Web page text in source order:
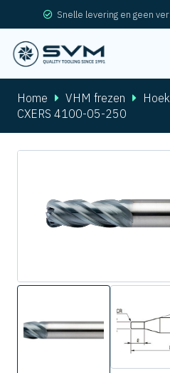
Snelle levering en geen
Home VHM frezen
CXERS 4100-05-250